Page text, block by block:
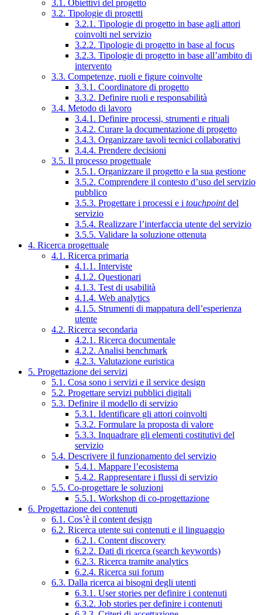
3.1. Obiettivi del progetto
3.2. Tipologie di progetti
3.2.1. Tipologie di progetto in base agli attori
coinvolti nel servizio
3.2.2. Tipologie di progetto in base al focus
3.2.3. Tipologie di progetto in base all’ambito di
intervento
3.3. Competenze, ruoli e figure coinvolte
3.3.1. Coordinatore di progetto
3.3.2. Definire ruoli e responsabilità
3.4. Metodo di lavoro
3.4.1. Definire processi, strumenti e rituali
3.4.2. Curare la documentazione di progetto
3.4.3. Organizzare tavoli tecnici collaborativi
3.4.4. Prendere decisioni
3.5. Il processo progettuale
3.5.1. Organizzare il progetto e la sua gestione
3.5.2. Comprendere il contesto d’uso del servizio
pubblico
3.5.3. Progettare i processi e i touchpointdel
servizio
3.5.4. Realizzare l’interfaccia utente del servizio
3.5.5. Validare la soluzione ottenuta
4. Ricerca progettuale
4.1. Ricerca primaria
4.1.1. Interviste
4.1.2. Questionari
4.1.3. Test di usabilità
4.1.4. Web analytics
4.1.5. Strumenti di mappatura dell’esperienza
utente
4.2. Ricerca secondaria
4.2.1. Ricerca documentale
4.2.2. Analisi benchmark
4.2.3. Valutazione euristica
5. Progettazione dei servizi
5.1. Cosa sono i servizi e il service design
5.2. Progettare servizi pubblici digitali
5.3. Definire il modello di servizio
5.3.1. Identificare gli attori coinvolti
5.3.2. Formulare la proposta di valore
5.3.3. Inquadrare gli elementi costitutivi del
servizio
5.4. Descrivere il funzionamento del servizio
5.4.1. Mappare l’ecosistema
5.4.2. Rappresentare i flussi di servizio
5.5. Co-progettare le soluzioni
5.5.1. Workshop di co-progettazione
6. Progettazione dei contenuti
6.1. Cos’è il content design
6.2. Ricerca utente sui contenuti e il linguaggio
6.2.1. Content discovery
6.2.2. Dati di ricerca (search keywords)
6.2.3. Ricerca tramite analytics
6.2.4. Ricerca sui forum
6.3. Dalla ricerca ai bisogni degli utenti
6.3.1. User stories per definire i contenuti
6.3.2. Job stories per definire i contenuti